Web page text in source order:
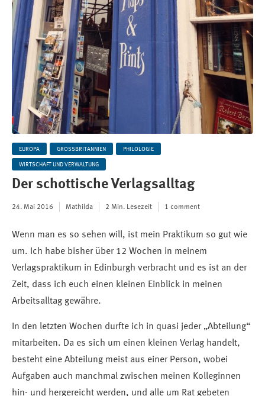
EUROPA GROSSBRITANNIEN PHILOLOGIE
WIRTSCHAFT UND VERWALTUNG
Der schottische Verlagsalltag
24. Mai 2016 Mathilda 2 Min. Lesezeit 1 comment
Wenn man es so sehen will, ist mein Praktikum so gut wie
um. Ich habe bisher über 12 Wochen in meinem
Verlagspraktikum in Edinburgh verbracht und es ist an der
Zeit, dass ich euch einen kleinen Einblick in meinen
Arbeitsalltag gewähre.
In den letzten Wochen durfte ich in quasi jeder „Abteilung“
mitarbeiten. Da es sich um einen kleinen Verlag handelt,
besteht eine Abteilung meist aus einer Person, wobei
Aufgaben auch manchmal zwischen meinen Kolleginnen
hin- und hergereicht werden, und alle um Rat gebeten